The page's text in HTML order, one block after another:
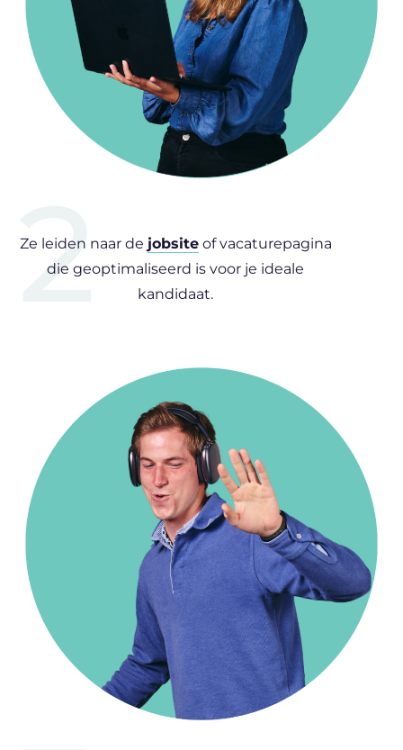
2
Ze leiden naar de jobsiteof vacaturepagina
die geoptimaliseerd is voor je ideale
kandidaat.